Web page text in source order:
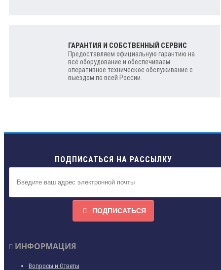
ГАРАНТИЯ И СОБСТВЕННЫЙ СЕРВИС
Предоставляем официальную гарантию на
всё оборудование и обеспечиваем
оперативное техническое обслуживание с
выездом по всей России.
ПОДПИСАТЬСЯ НА РАССЫЛКУ
ПОДПИСАТЬСЯ
ИНФОРМАЦИЯ
Вопросы и Ответы